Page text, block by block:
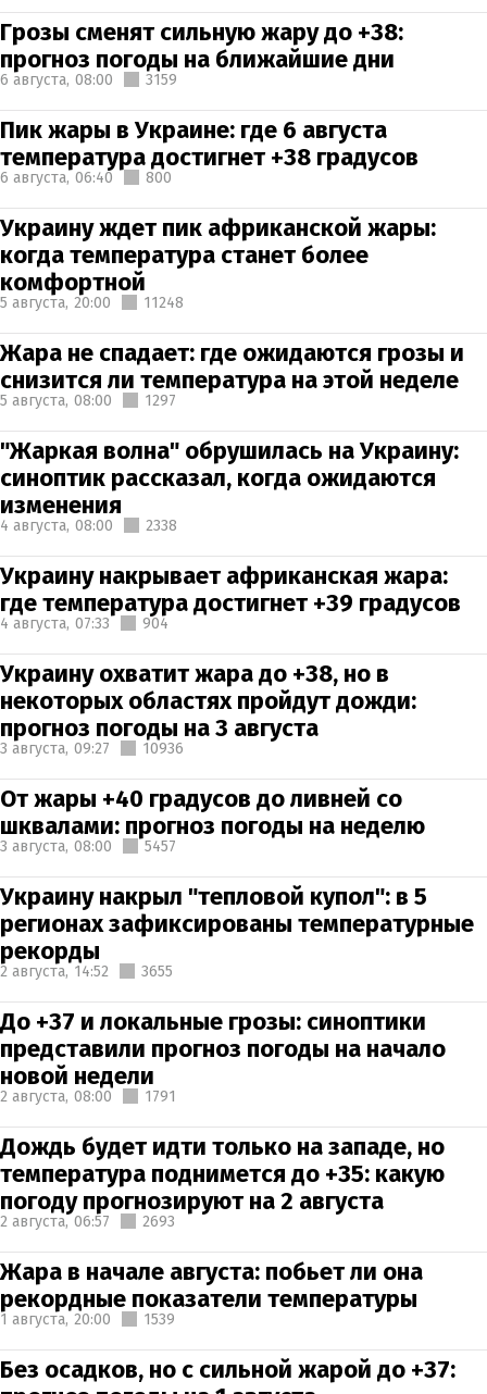
Грозы сменят сильную жару до +38:
прогноз погоды на ближайшие дни
6 августа, 08:00 3159
Пик жары в Украине: где 6 августа
температура достигнет +38 градусов
6 августа, 06:40 800
Украину ждет пик африканской жары:
когда температура станет более
комфортной
5 августа, 20:00 11248
Жара не спадает: где ожидаются грозы и
снизится ли температура на этой неделе
5 августа, 08:00 1297
"Жаркая волна" обрушилась на Украину:
синоптик рассказал, когда ожидаются
изменения
4 августа, 08:00 2338
Украину накрывает африканская жара:
где температура достигнет +39 градусов
4 августа, 07:33 904
Украину охватит жара до +38, но в
некоторых областях пройдут дожди:
прогноз погоды на 3 августа
3 августа, 09:27 10936
От жары +40 градусов до ливней со
шквалами: прогноз погоды на неделю
3 августа, 08:00 5457
Украину накрыл "тепловой купол": в 5
регионах зафиксированы температурные
рекорды
2 августа, 14:52 3655
До +37 и локальные грозы: синоптики
представили прогноз погоды на начало
новой недели
2 августа, 08:00 1791
Дождь будет идти только на западе, но
температура поднимется до +35: какую
погоду прогнозируют на 2 августа
2 августа, 06:57 2693
Жара в начале августа: побьет ли она
рекордные показатели температуры
1 августа, 20:00 1539
Без осадков, но с сильной жарой до +37: